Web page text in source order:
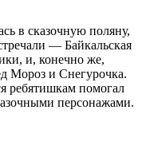
в сказочную поляну,
— Байкальская
и, конечно же,
Мороз и Снегурочка.
ребятишкам помогал
персонажами.